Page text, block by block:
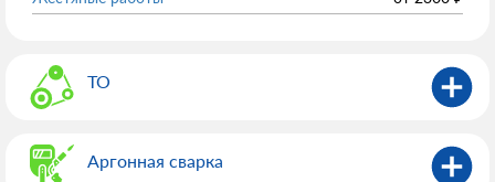
ТО
Аргонная сварка